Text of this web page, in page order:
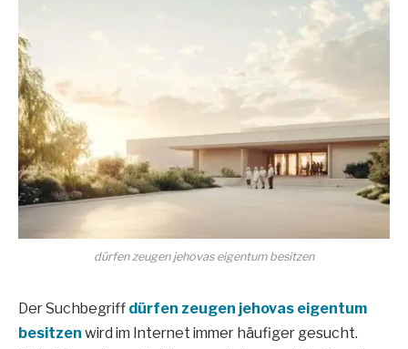
dürfen zeugen jehovas eigentum besitzen
Der Suchbegriff dürfen zeugen jehovas eigentum
besitzen wird im Internet immer häufiger gesucht.